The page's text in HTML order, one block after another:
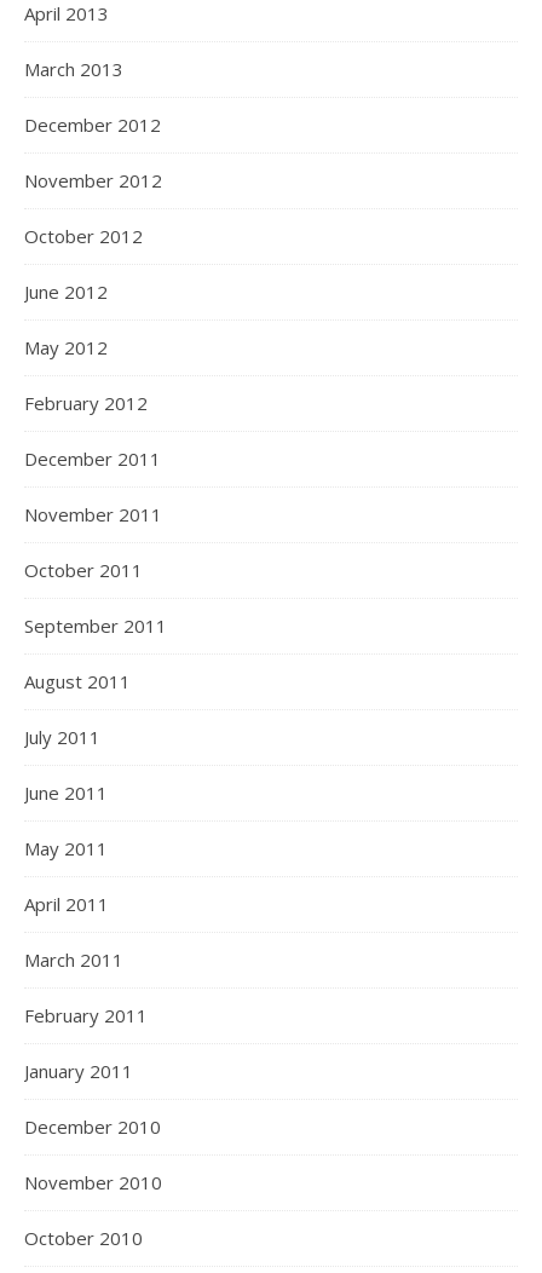
April 2013
March 2013
December 2012
November 2012
October 2012
June 2012
May 2012
February 2012
December 2011
November 2011
October 2011
September 2011
August 2011
July 2011
June 2011
May 2011
April 2011
March 2011
February 2011
January 2011
December 2010
November 2010
October 2010